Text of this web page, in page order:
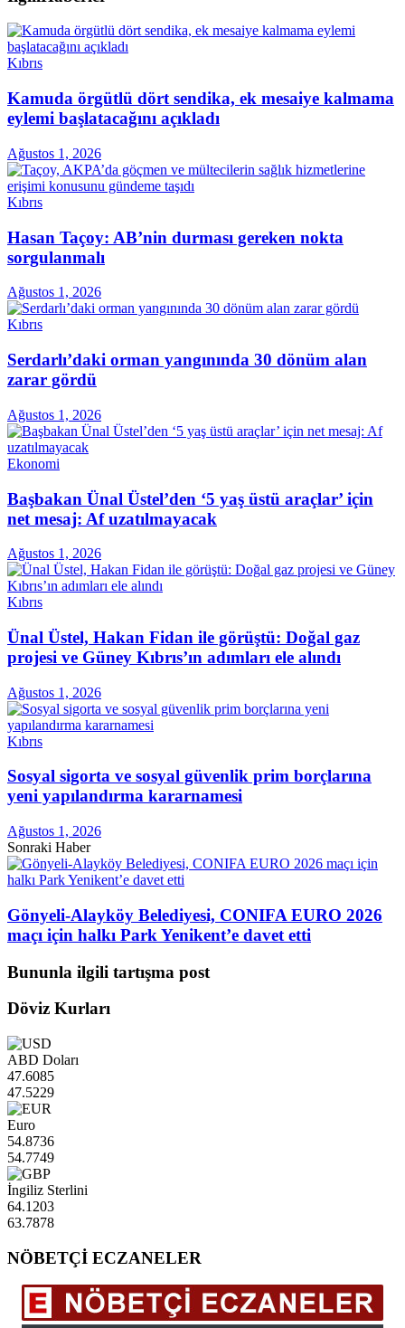
Kıbrıs
Kamuda örgütlü dört sendika, ek mesaiye kalmama
eylemi başlatacağını açıkladı
Ağustos 1, 2026
Kıbrıs
Hasan Taçoy: AB’nin durması gereken nokta
sorgulanmalı
Ağustos 1, 2026
Kıbrıs
Serdarlı’daki orman yangınında 30 dönüm alan
zarar gördü
Ağustos 1, 2026
Ekonomi
Başbakan Ünal Üstel’den ‘5 yaş üstü araçlar’ için
net mesaj: Af uzatılmayacak
Ağustos 1, 2026
Kıbrıs
Ünal Üstel, Hakan Fidan ile görüştü: Doğal gaz
projesi ve Güney Kıbrıs’ın adımları ele alındı
Ağustos 1, 2026
Kıbrıs
Sosyal sigorta ve sosyal güvenlik prim borçlarına
yeni yapılandırma kararnamesi
Ağustos 1, 2026
Sonraki Haber
Gönyeli-Alayköy Belediyesi, CONIFA EURO 2026
maçı için halkı Park Yenikent’e davet etti
Bununla ilgili tartışma post
Döviz Kurları
ABD Doları
47.6085
47.5229
Euro
54.8736
54.7749
İngiliz Sterlini
64.1203
63.7878
NÖBETÇİ ECZANELER